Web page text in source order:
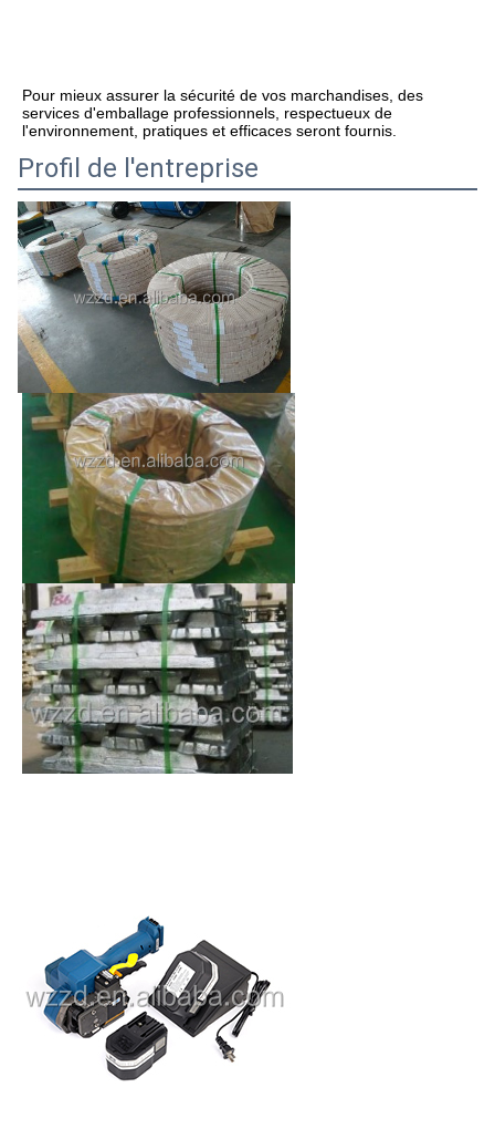
Pour mieux assurer la sécurité de vos marchandises, des
services d'emballage professionnels, respectueux de
l'environnement, pratiques et efficaces seront fournis.
Profil de l'entreprise